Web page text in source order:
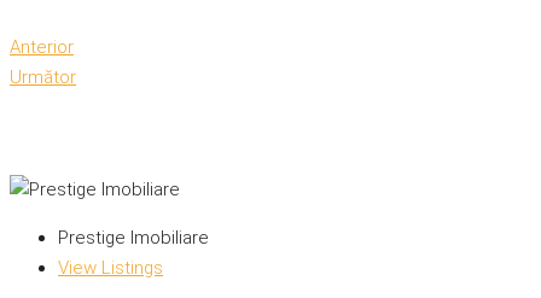
Anterior
Următor
Prestige Imobiliare
View Listings